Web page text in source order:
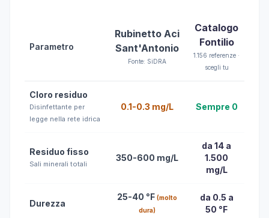
Parametro
Rubinetto Aci
Sant'Antonio
Fonte: SiDRA
Catalogo
Fontilio
1.156 referenze ·
scegli tu
Cloro residuo
Disinfettante per
legge nella rete idrica
0.1-0.3 mg/L Sempre 0
Residuo fisso
Sali minerali totali
350-600 mg/L
da 14 a
1.500
mg/L
Durezza
25-40 °F (molto
dura)
da 0.5 a
50 °F